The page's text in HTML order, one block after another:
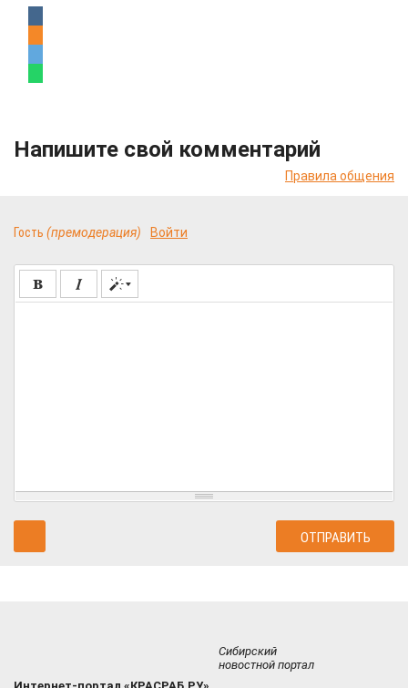
Напишите свой комментарий
Правила общения
Гость (премодерация) Войти
Сибирский
новостной портал